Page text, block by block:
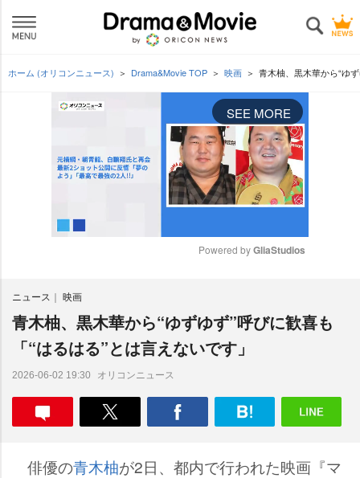
ホーム (オリコンニュース) Drama&Movie TOP 映画 青木柚、黒木華から“ゆ
SEE MORE
e
Powered by GliaStudios
ニュース 映画
青木柚、黒木華から“ゆずゆず”呼びに歓喜も
「“はるはる”とは言えないです」
2026-06-02 19:30 オリコンニュース
俳優の青木柚が2日、都内で行われた映画『マ